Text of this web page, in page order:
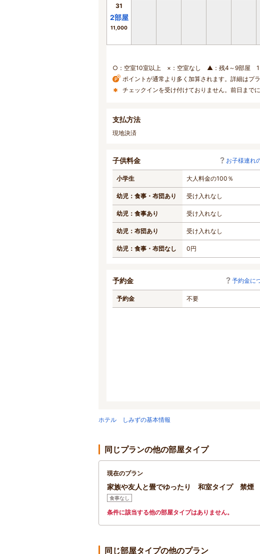
31
2部屋
11,000
○：空室10室以上 ×：空室なし ▲：残4～9部屋 1
ポイントが通常より多く加算されます。詳細はプ
チェックインを受け付けておりません。前日まで
支払方法
現地決済
子供料金 お子様連れ
小学生 大人料金の100％
幼児：食事・布団あり 受け入れなし
幼児：食事あり 受け入れなし
幼児：布団あり 受け入れなし
幼児：食事・布団なし 0円
予約金 予約金に
予約金 不要
ホテル しみずの基本情報
同じプランの他の部屋タイプ
現在のプラン
家族や友人と畳でゆったり 和室タイプ 禁
食事なし
条件に該当する他の部屋タイプはありません。
同じ部屋タイプの他のプラン